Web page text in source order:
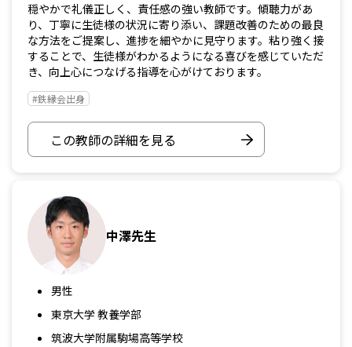
穏やかで礼儀正しく、責任感の強い教師です。傾聴力があ
り、丁寧に生徒様の状況に寄り添い、課題改善のための最良
な方法をご提案し、進捗を細やかに見守ります。粘り強く接
することで、生徒様がわかるようになる喜びを感じていただ
き、向上心につなげる指導を心がけております。
#鉄縁会出身
この教師の詳細を見る
中澤先生
男性
東京大学 教養学部
筑波大学附属駒場高等学校